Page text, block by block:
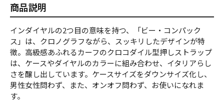
商品説明
インダイヤルの2つ目の意味を持つ、「ビー・コンパック
ス」は、クロノグラフながら、スッキリしたデザインが特
徴。高級感あふれるカーフのクロコダイル型押しストラップ
は、ケースやダイヤルのカラーに組み合わせ、イタリアらし
さを醸し出しています。ケースサイズをダウンサイズ化し、
男性女性問わず、また、オンオフ問わず、お使いになれま
す。